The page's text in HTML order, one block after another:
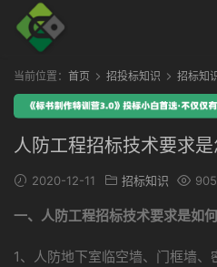
当前位置： 首页 招投标知识 招标知
人防工程招标技术要求
2020-12-11 招标知识 905
一、人防工程招标技术要求是如
1、人防地下室临空墙、门框墙